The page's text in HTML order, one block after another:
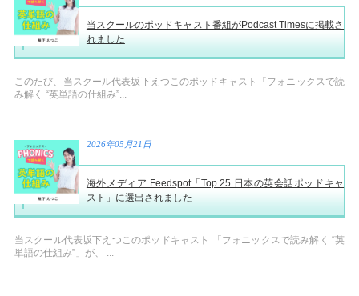
当スクールのポッドキャスト番組がPodcast Timesに掲載さ
れました
このたび、当スクール代表坂下えつこのポッドキャスト「フォニックスで読
み解く “英単語の仕組み”...
2026年05月21日
海外メディア Feedspot「Top 25 日本の英会話ポッドキャ
スト」に選出されました
当スクール代表坂下えつこのポッドキャスト 「フォニックスで読み解く “英
単語の仕組み”」が、 ...